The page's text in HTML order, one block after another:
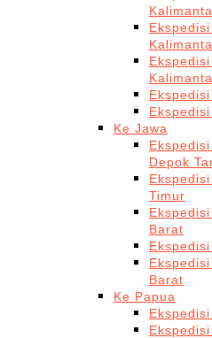
Ke Jawa
Depok
Timur
Barat
Barat
Ke Papua